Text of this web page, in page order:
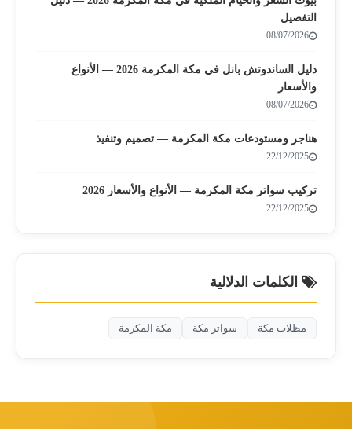
التفصيل
08/07/2026
دليل الساندوتش بانل في مكة المكرمة 2026 — الأنواع
والأسعار
08/07/2026
هناجر ومستودعات مكة المكرمة — تصميم وتنفيذ
22/12/2025
تركيب سواتر مكة المكرمة — الأنواع والأسعار 2026
22/12/2025
الكلمات الدلالية
مظلات مكة سواتر مكة مكة المكرمة